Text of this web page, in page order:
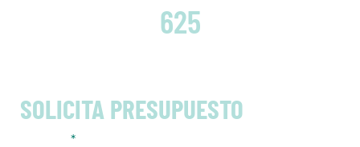
SOLICITA PRESUPUESTO
625